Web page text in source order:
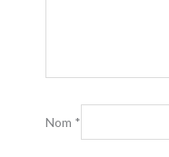
Nom *